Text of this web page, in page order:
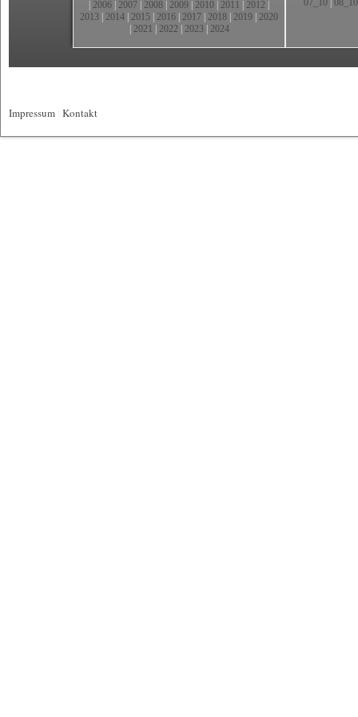
2006 2007 2008 2009 2010 2011 2012
2013 2014 2015 2016 2017 2018 2019 2020
2021 2022 2023| 2024
07_10 08_10
Impressum Kontakt